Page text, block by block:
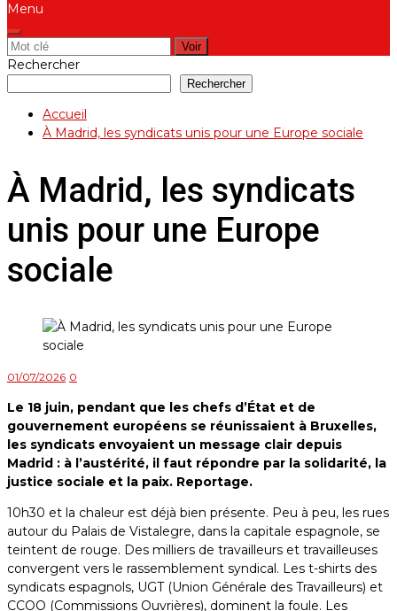
Menu
Rechercher:
Rechercher
Rechercher
Accueil
À Madrid, les syndicats unis pour une Europe sociale
À Madrid, les syndicats
unis pour une Europe
sociale
01/07/2026 0
Le 18 juin, pendant que les chefs d’État et de
gouvernement européens se réunissaient à Bruxelles,
les syndicats envoyaient un message clair depuis
Madrid : à l’austérité, il faut répondre par la solidarité, la
justice sociale et la paix. Reportage.
10h30 et la chaleur est déjà bien présente. Peu à peu, les rues
autour du Palais de Vistalegre, dans la capitale espagnole, se
teintent de rouge. Des milliers de travailleurs et travailleuses
convergent vers le rassemblement syndical. Les t-shirts des
syndicats espagnols, UGT (Union Générale des Travailleurs) et
CCOO (Commissions Ouvrières), dominent la foule. Les